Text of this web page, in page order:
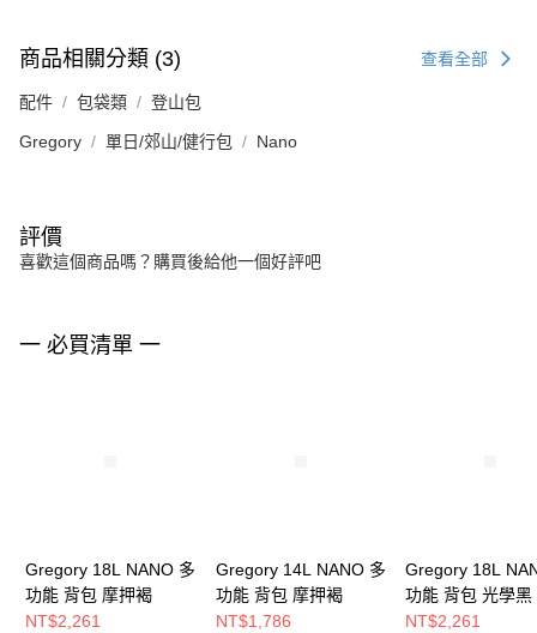
商品相關分類 (3) 查看全部
配件 包袋類 登山包
Gregory 單日/郊山/健行包 Nano
評價
喜歡這個商品嗎？購買後給他一個好評吧
一 必買清單 一
Gregory 18L NANO 多
功能 背包 摩押褐
NT$2,261
Gregory 14L NANO 多
功能 背包 摩押褐
NT$1,786
Gregory 18L
功能 背包 光學黑
NT$2,261